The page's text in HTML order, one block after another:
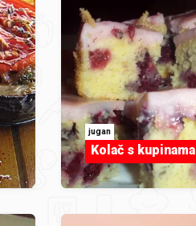
jugan
Kolač s kupinama